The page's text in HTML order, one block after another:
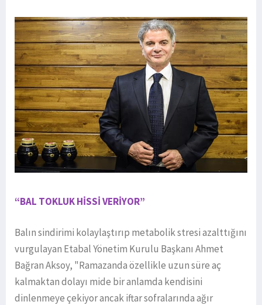
“BAL TOKLUK HİSSİ VERİYOR”
Balın sindirimi kolaylaştırıp metabolik stresi azalttığını
vurgulayan Etabal Yönetim Kurulu Başkanı Ahmet
Bağran Aksoy, "Ramazanda özellikle uzun süre aç
kalmaktan dolayı mide bir anlamda kendisini
dinlenmeye çekiyor ancak iftar sofralarında ağır